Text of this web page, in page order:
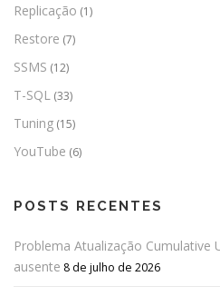
Replicação (1)
Restore (7)
SSMS (12)
T-SQL (33)
Tuning (15)
YouTube (6)
POSTS RECENTES
Problema Atualização Cumulative
ausente 8 de julho de 2026